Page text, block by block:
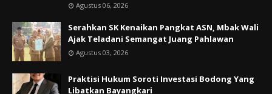
Agustus 06, 2026
Serahkan SK Kenaikan Pangkat ASN, Mbak Wali
Ajak Teladani Semangat Juang Pahlawan
Agustus 03, 2026
Praktisi Hukum Soroti Investasi Bodong Yang
Libatkan Bayangkari